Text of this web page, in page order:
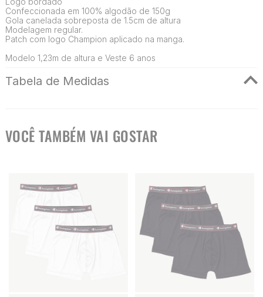
Confeccionada em 100% algodão de 150g
Gola canelada sobreposta de 1.5cm de altura
Modelagem regular.
Patch com logo Champion aplicado na manga.
Modelo 1,23m de altura e Veste 6 anos
Tabela de Medidas
VOCÊ TAMBÉM VAI GOSTAR